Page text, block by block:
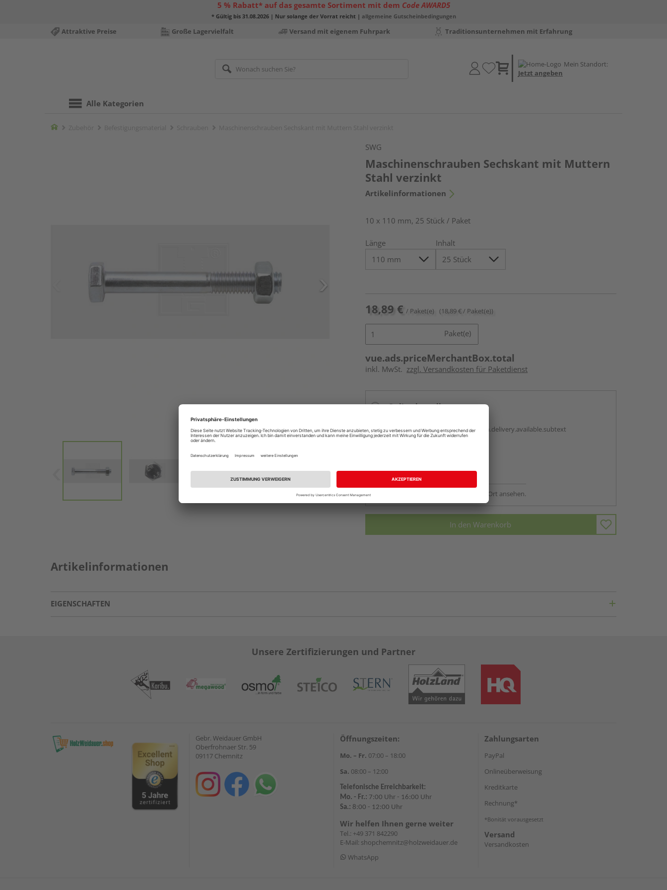
5 % Rabatt* auf das gesamte Sortiment mit dem Code AWARD5
* Gültig bis 31.08.2026 | Nur solange der Vorrat reicht | allgemeine Gutscheinbedingungen
Attraktive Preise Große Lagervielfalt Versand mit eigenem Fuhrpark Traditionsunternehmen mit Erfahrung
Mein Standort:
Jetzt angeben
Alle Kategorien
Home
SWG
Maschinenschrauben Sechskant mit Muttern
Stahl verzinkt
Artikelinformationen
10 x 110 mm, 25 Stück / Paket
Länge Inhalt
18,89 € / Paket(e) (18,89 € / Paket(e))
Paket(e)
vue.ads.priceMerchantBox.total
inkl. MwSt. zzgl. Versandkosten für Paketdienst
Online bestellen
vue.ads.priceMerchantBox.option.delivery.available.subtext
Auf Lager:Abholung möglich
Verfügbar in der Ausstellung - vor Ort ansehen.
In den Warenkorb
Artikelinformationen
EIGENSCHAFTEN
Unsere Zertifizierungen und Partner
Gebr. Weidauer GmbH
Oberfrohnaer Str. 59
09117 Chemnitz
Öffnungszeiten:
Mo. – Fr. 07:00 – 18:00
Sa. 08:00 – 12:00
Telefonische Erreichbarkeit:
Mo. - Fr.: 7:00 Uhr - 16:00 Uhr
Sa.: 8:00 - 12:00 Uhr
Wir helfen Ihnen gerne weiter
Tel.: +49 371 842290
E-Mail: shopchemnitz@holzweidauer.de
WhatsApp
Zahlungsarten
PayPal
Onlineüberweisung
Kreditkarte
Rechnung*
*Bonität vorausgesetzt
Versand
Versandkosten